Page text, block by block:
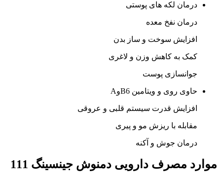
درمان لکه های پوستی
درمان نفخ معده
افزایش سوخت و ساز بدن
کمک به کاهش وزن و لاغری
جوانسازی پوست
حاوی روی و ویتامین B6وA
افزایش قدرت سیستم قلبی و عروقی
مقابله با ریزش مو و پیری
درمان جوش و آکنه
موارد مصرف دارویی دمنوش جینسینگ 111